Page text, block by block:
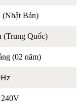
(Nhật Bản)
(Trung Quốc)
(02 năm)
240V